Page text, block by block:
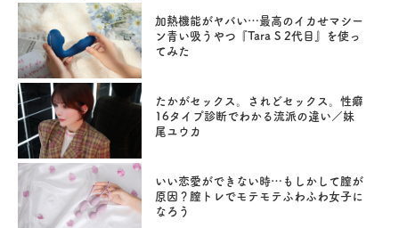
加熱機能がヤバい…最高のイカせマシー
ン青い吸うやつ『Tara S 2代目』を使っ
てみた
たかがセックス。されどセックス。性癖
16タイプ診断でわかる流派の違い／妹
尾ユウカ
いい恋愛ができない時…もしかして膣が
原因？膣トレでモテモテふわふわ女子に
なろう